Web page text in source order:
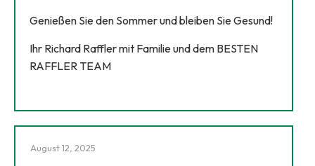
Genießen Sie den Sommer und bleiben Sie Gesund!
Ihr Richard Raffler mit Familie und dem BESTEN
RAFFLER TEAM
August 12, 2025